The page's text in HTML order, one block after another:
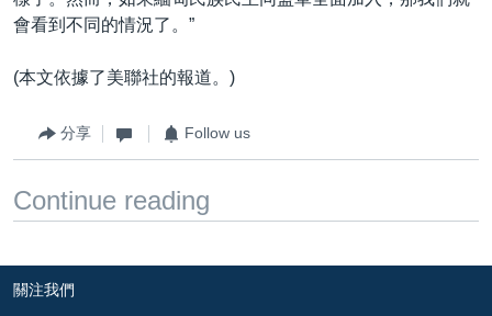
會看到不同的情況了。”
(本文依據了美聯社的報道。)
分享 Follow us
Continue reading
關注我們